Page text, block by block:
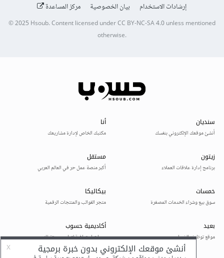
إرشادات الاستخدام
بيان الخصوصية مركز المساعدة
© 2025Hsoub.Content licensed underCC BY-NC-SA 4.0unless mentioned
otherwise.